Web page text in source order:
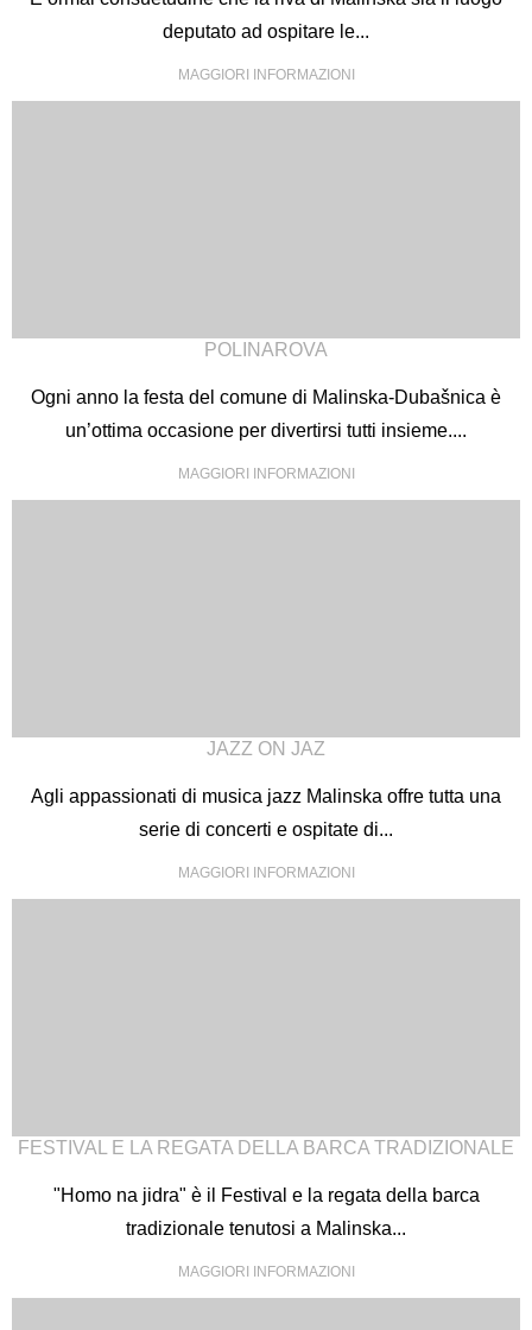
deputato ad ospitare le...
MAGGIORI INFORMAZIONI
POLINAROVA
Ogni anno la festa del comune di Malinska-Dubašnica è
un’ottima occasione per divertirsi tutti insieme....
MAGGIORI INFORMAZIONI
JAZZ ON JAZ
Agli appassionati di musica jazz Malinska offre tutta una
serie di concerti e ospitate di...
MAGGIORI INFORMAZIONI
FESTIVAL E LA REGATA DELLA BARCA TRADIZIONALE
"Homo na jidra" è il Festival e la regata della barca
tradizionale tenutosi a Malinska...
MAGGIORI INFORMAZIONI